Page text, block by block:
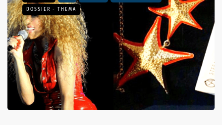
DOSSIER - THEMA